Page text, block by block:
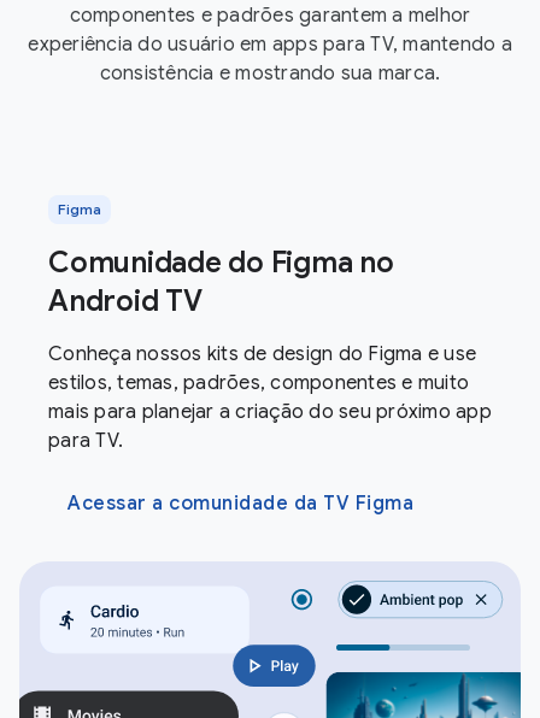
componentes e padrões garantem a melhor
experiência do usuário em apps para TV, mantendo a
consistência e mostrando sua marca.
Figma
Comunidade do Figma no
Android TV
Conheça nossos kits de design do Figma e use
estilos, temas, padrões, componentes e muito
mais para planejar a criação do seu próximo app
para TV.
Acessar a comunidade da TV Figma